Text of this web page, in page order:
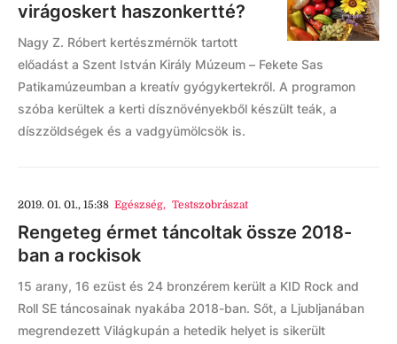
virágoskert haszonkertté?
Nagy Z. Róbert kertészmérnök tartott
előadást a Szent István Király Múzeum – Fekete Sas
Patikamúzeumban a kreatív gyógykertekről. A programon
szóba kerültek a kerti dísznövényekből készült teák, a
díszzöldségek és a vadgyümölcsök is.
2019. 01. 01., 15:38 Egészség, Testszobrászat
Rengeteg érmet táncoltak össze 2018-
ban a rockisok
15 arany, 16 ezüst és 24 bronzérem került a KID Rock and
Roll SE táncosainak nyakába 2018-ban. Sőt, a Ljubljanában
megrendezett Világkupán a hetedik helyet is sikerült